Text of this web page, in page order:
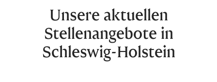
Unsere aktuellen
Stellenangebote in
Schleswig-Holstein